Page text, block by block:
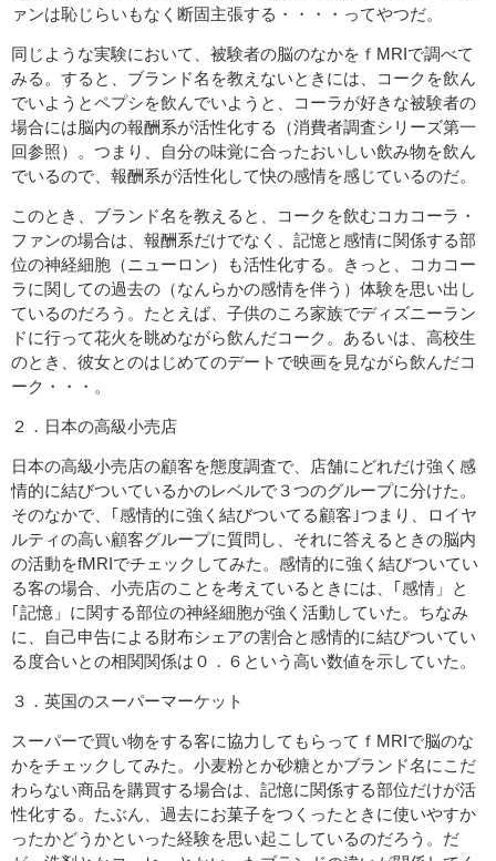
ァンは恥じらいもなく断固主張する・・・・ってやつだ。
同じような実験において、被験者の脳のなかをｆMRIで調べて
みる。すると、ブランド名を教えないときには、コークを飲ん
でいようとペプシを飲んでいようと、コーラが好きな被験者の
場合には脳内の報酬系が活性化する（消費者調査シリーズ第一
回参照）。つまり、自分の味覚に合ったおいしい飲み物を飲ん
でいるので、報酬系が活性化して快の感情を感じているのだ。
このとき、ブランド名を教えると、コークを飲むコカコーラ・
ファンの場合は、報酬系だけでなく、記憶と感情に関係する部
位の神経細胞（ニューロン）も活性化する。きっと、コカコー
ラに関しての過去の（なんらかの感情を伴う）体験を思い出し
ているのだろう。たとえば、子供のころ家族でディズニーラン
ドに行って花火を眺めながら飲んだコーク。あるいは、高校生
のとき、彼女とのはじめてのデートで映画を見ながら飲んだコ
ーク・・・。
２．日本の高級小売店
日本の高級小売店の顧客を態度調査で、店舗にどれだけ強く感
情的に結びついているかのレベルで３つのグループに分けた。
そのなかで、｢感情的に強く結びついてる顧客｣つまり、ロイヤ
ルティの高い顧客グループに質問し、それに答えるときの脳内
の活動をfMRIでチェックしてみた。感情的に強く結びついてい
る客の場合、小売店のことを考えているときには、｢感情」と
｢記憶」に関する部位の神経細胞が強く活動していた。ちなみ
に、自己申告による財布シェアの割合と感情的に結びついてい
る度合いとの相関関係は０．６という高い数値を示していた。
３．英国のスーパーマーケット
スーパーで買い物をする客に協力してもらってｆMRIで脳のな
かをチェックしてみた。小麦粉とか砂糖とかブランド名にこだ
わらない商品を購買する場合は、記憶に関係する部位だけが活
性化する。たぶん、過去にお菓子をつくったときに使いやすか
ったかどうかといった経験を思い起こしているのだろう。だ